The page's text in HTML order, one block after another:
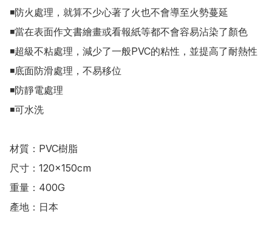
◾防火處理，就算不少心著了火也不會導至火勢蔓延
◾當在表面作文書繪畫或看報紙等都不會容易沾染了顏色
◾超級不粘處理，減少了一般PVC的粘性，並提高了耐熱性
◾底面防滑處理，不易移位
◾防靜電處理
◾可水洗
材質：PVC樹脂
尺寸：120×150cm
重量：400G
產地：日本